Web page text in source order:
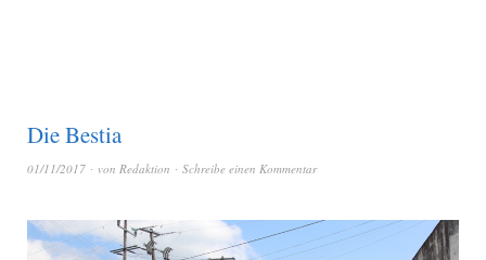
Die Bestia
01/11/2017 von Redaktion Schreibe einen Kommentar